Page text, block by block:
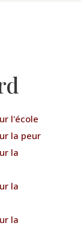
l'école
la peur
la
la
la